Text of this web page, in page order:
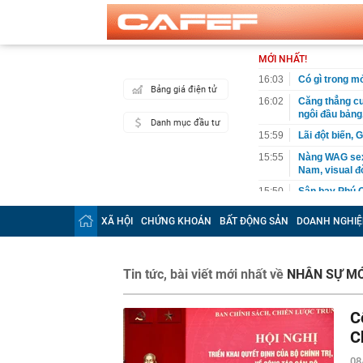
Bảng giá điện tử
Danh mục đầu tư
MỚI NHẤT!
16:03
Có gì trong
16:02
Căng thẳng
ngôi đầu
15:59
Lãi đột biến,
15:55
Nàng WAG
Nam, visual
15:50
Sân bay Phú
tháng 4-2027
15:48
Chứng khoán
loạt cổ phiếu
15:45
Vì sao nhiều
gia muốn
tỷ người tiêu
15:31
Chế Linh tới
XÃ HỘI CHỨNG KHOÁN BẤT ĐỘNG SẢN DOANH
Tin tức, bài viết mới nhất về NHÂN SỰ